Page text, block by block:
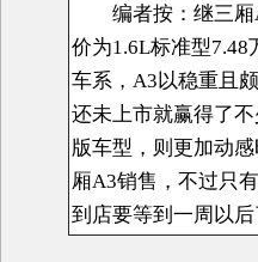
编者按：继三厢
价为1.6L标准型7.48
车系，A3以稳重且
还未上市就赢得了
版车型，则更加动
厢A3销售，不过只
到店要等到一周以后